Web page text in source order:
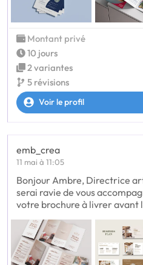
Montant privé
10 jours
2 variantes
5 révisions
Voir le profil
emb_crea
11 mai à 11:05
Bonjour Ambre, Directrice
serai ravie de vous
votre brochure à livrer avant